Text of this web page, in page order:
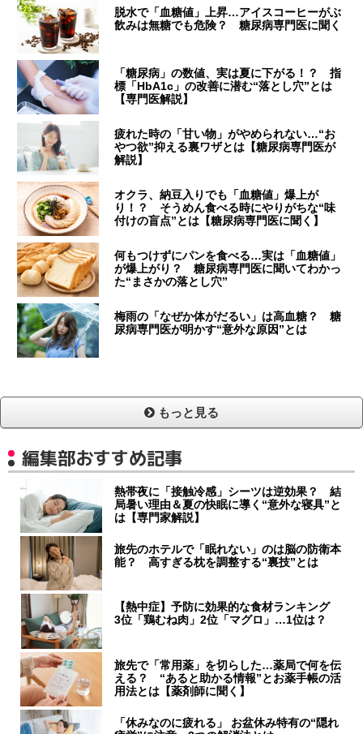
脱水で「血糖値」上昇…アイスコーヒーがぶ
飲みは無糖でも危険？ 糖尿病専門医に聞く
「糖尿病」の数値、実は夏に下がる！？ 指
標「HbA1c」の改善に潜む“落とし穴”とは
【専門医解説】
疲れた時の「甘い物」がやめられない…“お
やつ欲”抑える裏ワザとは【糖尿病専門医が
解説】
オクラ、納豆入りでも「血糖値」爆上が
り！？ そうめん食べる時にやりがちな“味
付けの盲点”とは【糖尿病専門医に聞く】
何もつけずにパンを食べる…実は「血糖値」
が爆上がり？ 糖尿病専門医に聞いてわかっ
た“まさかの落とし穴”
梅雨の「なぜか体がだるい」は高血糖？ 糖
尿病専門医が明かす“意外な原因”とは
もっと見る
編集部おすすめ記事
熱帯夜に「接触冷感」シーツは逆効果？ 結
局暑い理由＆夏の快眠に導く“意外な寝具”と
は【専門家解説】
旅先のホテルで「眠れない」のは脳の防衛本
能？ 高すぎる枕を調整する“裏技”とは
【熱中症】予防に効果的な食材ランキング
3位「鶏むね肉」2位「マグロ」…1位は？
旅先で「常用薬」を切らした…薬局で何を伝
える？ “あると助かる情報”とお薬手帳の活
用法とは【薬剤師に聞く】
「休みなのに疲れる」 お盆休み特有の“隠れ